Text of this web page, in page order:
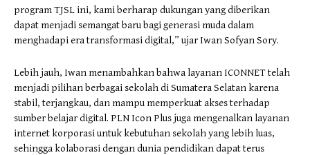
program TJSL ini, kami berharap dukungan yang diberikan
dapat menjadi semangat baru bagi generasi muda dalam
menghadapi era transformasi digital,” ujar Iwan Sofyan Sory.
Lebih jauh, Iwan menambahkan bahwa layanan ICONNET telah
menjadi pilihan berbagai sekolah di Sumatera Selatan karena
stabil, terjangkau, dan mampu memperkuat akses terhadap
sumber belajar digital. PLN Icon Plus juga mengenalkan layanan
internet korporasi untuk kebutuhan sekolah yang lebih luas,
sehingga kolaborasi dengan dunia pendidikan dapat terus